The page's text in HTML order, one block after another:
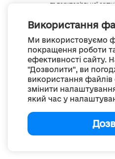
Використання
Ми використовуємо
покращення роботи
ефективності сайту.
"Дозволити", ви
використання
змінити
який час у
та територіальної
Весь контент
Creative Commons
якщо не